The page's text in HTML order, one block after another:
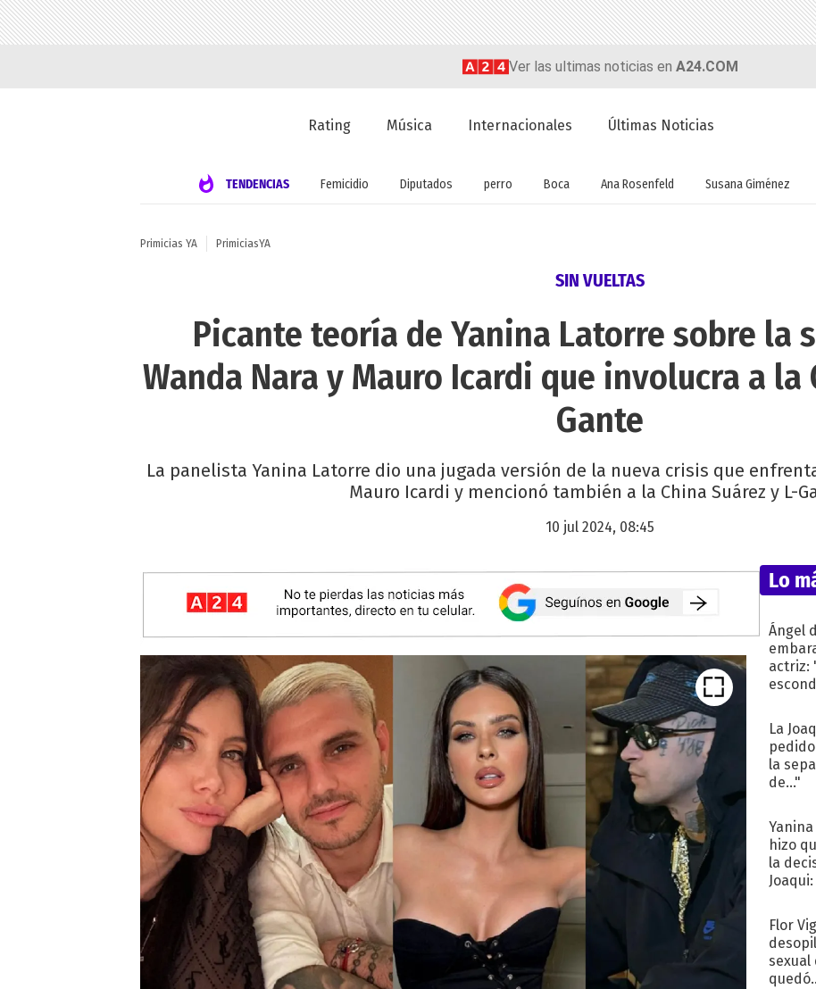
Ver las ultimas noticias en A24.COM
Rating Música Internacionales Últimas Noticias
TENDENCIAS Femicidio Diputados perro Boca Ana Rosenfeld Susana Giménez
Primicias YA PrimiciasYA
SIN VUELTAS
Picante teoría de Yanina Latorre sobre la
Wanda Nara y Mauro Icardi que involucra a la
Gante
La panelista Yanina Latorre dio una jugada versión de la nueva crisis que
Mauro Icardi y mencionó también a la China Suárez y L-
10 jul 2024, 08:45
Lo
Ángel
actriz:
La
la
de..."
hizo
la
Flor
sexual